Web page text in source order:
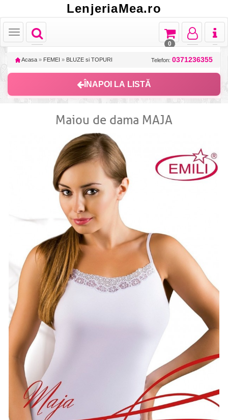
LenjeriaMea.ro
Toggle
navigation
Toggle
Toggle
navigation
Toggle
navigation
Toggle
navigation
0
Acasa » FEMEI » BLUZE si TOPURI Telefon: 0371236355
ÎNAPOI LA LISTĂ
Maiou de dama MAJA